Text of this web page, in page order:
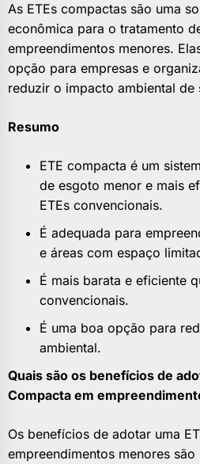
As ETEs compactas são uma
econômica para o tratamento
empreendimentos menores.
opção para empresas e
reduzir o impacto ambiental de
Resumo
ETE compacta é um
de esgoto menor e mais
ETEs convencionais.
É adequada para
e áreas com espaço
É mais barata e eficiente
convencionais.
É uma boa opção para
ambiental.
Quais são os benefícios de
Compacta em
Os benefícios de adotar uma
empreendimentos menores são